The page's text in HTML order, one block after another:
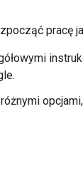
pracę